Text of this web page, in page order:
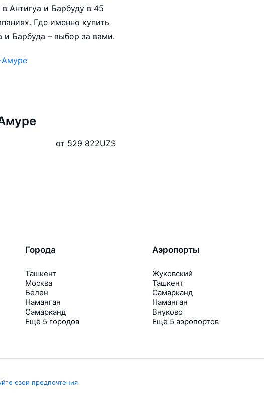
Антигуа и Барбуду в 45
Где именно купить
Барбуда – выбор за вами.
Амуре
от 529 822UZS
Города
Ташкент
Москва
Белен
Наманган
Самарканд
Ещё 5 городов
Аэропорты
Жуковский
Ташкент
Самарканд
Наманган
Внуково
Ещё 5 аэропортов
свои предпочтения